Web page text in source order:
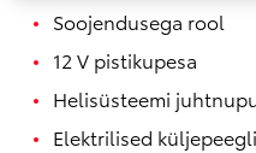
Soojendusega rool
12 V pistikupesa
Helisüsteemi
Elektrilised